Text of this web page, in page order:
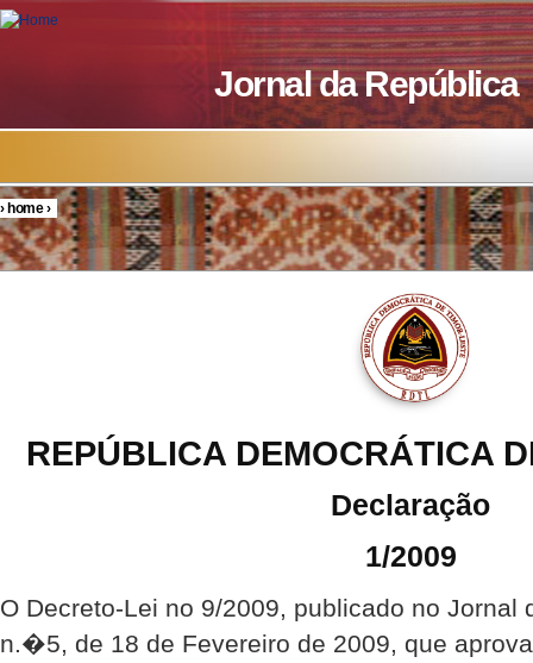
Skip to main content
Jornal da República
You are here
›home›
REPÚBLICA DEMOCRÁTICA
Declaração
1/2009
O Decreto-Lei no 9/2009, publicado no
n.�5, de 18 de Fevereiro de 2009, que